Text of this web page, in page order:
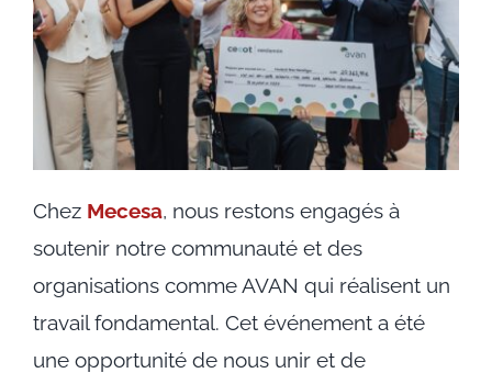
Chez Mecesa, nous restons engagés à
soutenir notre communauté et des
organisations comme AVAN qui réalisent un
travail fondamental. Cet événement a été
une opportunité de nous unir et de